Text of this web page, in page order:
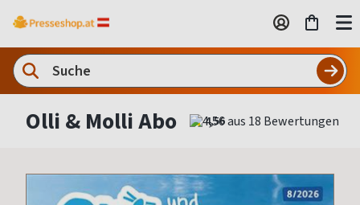
Olli & Molli Abo 4,56